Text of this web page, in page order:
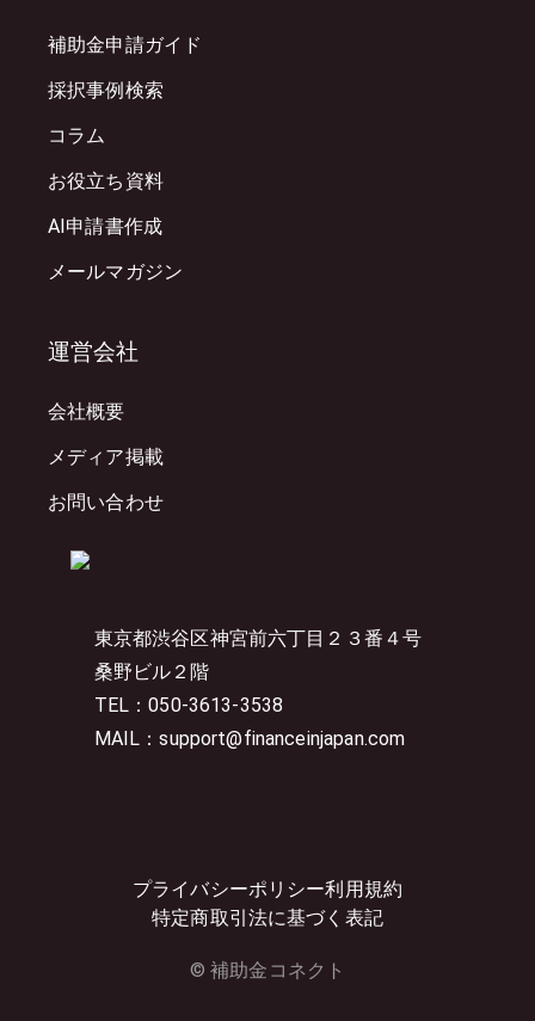
東京都渋谷区神宮前六丁目２３番４号
桑野ビル２階
TEL：050-3613-3538
MAIL：support@financeinjapan.com
プライバシーポリシー利用規約
特定商取引法に基づく表記
© 補助金コネクト
補助金申請ガイド
採択事例検索
コラム
お役立ち資料
AI申請書作成
メールマガジン
運営会社
会社概要
メディア掲載
お問い合わせ